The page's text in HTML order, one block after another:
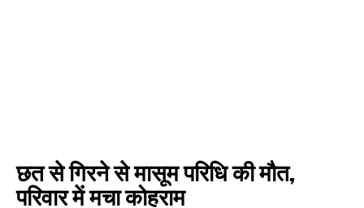
छत से गिरने से मासूम परिधि की मौत,
परिवार में मचा कोहराम